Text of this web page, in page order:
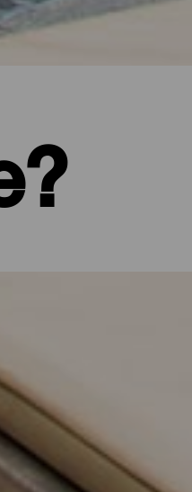
og omsorg: La Palma har et
på La Isla Bonita